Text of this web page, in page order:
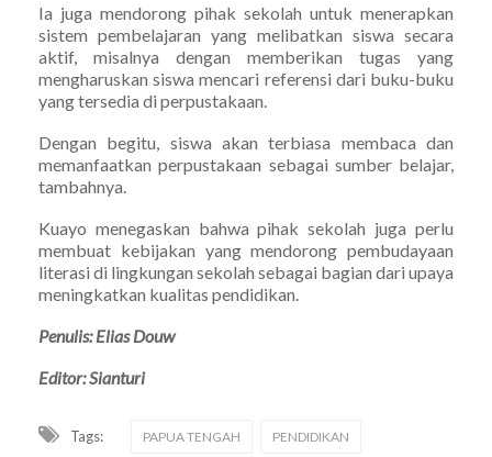
Ia juga mendorong pihak sekolah untuk menerapkan
sistem pembelajaran yang melibatkan siswa secara
aktif, misalnya dengan memberikan tugas yang
mengharuskan siswa mencari referensi dari buku-buku
yang tersedia di perpustakaan.
Dengan begitu, siswa akan terbiasa membaca dan
memanfaatkan perpustakaan sebagai sumber belajar,
tambahnya.
Kuayo menegaskan bahwa pihak sekolah juga perlu
membuat kebijakan yang mendorong pembudayaan
literasi di lingkungan sekolah sebagai bagian dari upaya
meningkatkan kualitas pendidikan.
Penulis: Elias Douw
Editor: Sianturi
Tags: PAPUA TENGAH PENDIDIKAN